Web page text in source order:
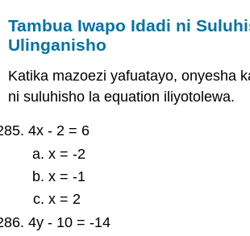
Tambua Iwapo Idadi ni
Ulinganisho
Katika mazoezi yafuatayo, onyesha
ni suluhisho la equation iliyotolewa.
4x - 2 = 6
x = -2
x = -1
x = 2
4y - 10 = -14